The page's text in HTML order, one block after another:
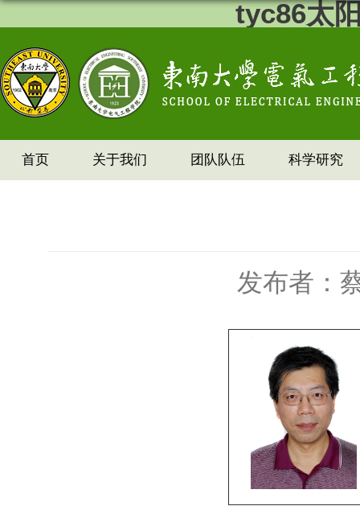
tyc86太
首页 关于我们 团队队伍 科学研究
发布者：